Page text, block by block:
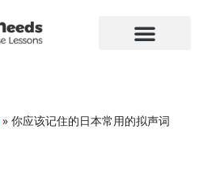
» 你应该记住的日本常用的拟声词